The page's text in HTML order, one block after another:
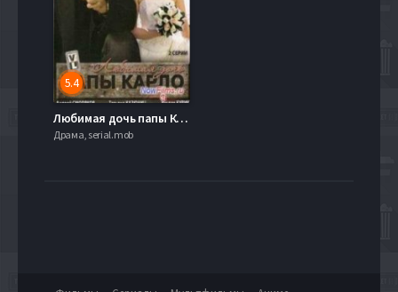
5.4
Любимая дочь папы Карло (2009)
Драма, serial.mob